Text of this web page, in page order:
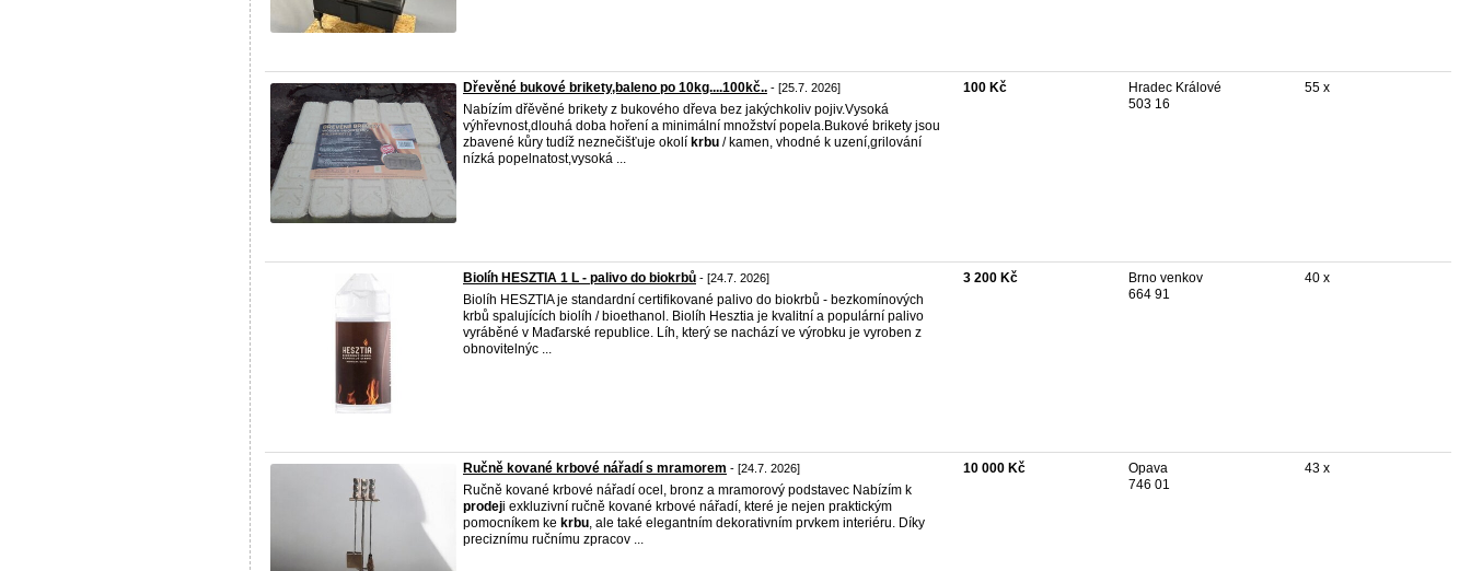
Dřevěné bukové brikety,baleno po 10kg....100kč.. - [25.7. 2026]
Nabízím dřěvěné brikety z bukového dřeva bez jakýchkoliv pojiv.Vysoká
výhřevnost,dlouhá doba hoření a minimální množství popela.Bukové brikety jsou
zbavené kůry tudíž neznečišťuje okolí krbu / kamen, vhodné k uzení,grilování
nízká popelnatost,vysoká ...
100 Kč
Hradec Králové
503 16
55 x
Biolíh HESZTIA 1 L - palivo do biokrbů - [24.7. 2026]
Biolíh HESZTIA je standardní certifikované palivo do biokrbů - bezkomínových
krbů spalujících biolíh / bioethanol. Biolíh Hesztia je kvalitní a populární palivo
vyráběné v Maďarské republice. Líh, který se nachází ve výrobku je vyroben z
obnovitelnýc ...
3 200 Kč
Brno venkov
664 91
40 x
Ručně kované krbové nářadí s mramorem - [24.7. 2026]
Ručně kované krbové nářadí ocel, bronz a mramorový podstavec Nabízím k
prodeji exkluzivní ručně kované krbové nářadí, které je nejen praktickým
pomocníkem ke krbu, ale také elegantním dekorativním prvkem interiéru. Díky
preciznímu ručnímu zpracov ...
10 000 Kč
Opava
746 01
43 x